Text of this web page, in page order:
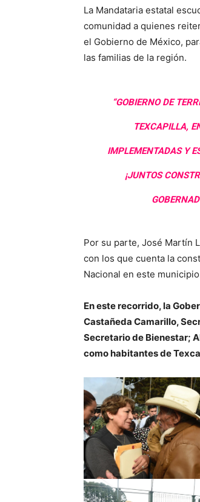
La Mandataria estatal
comunidad a quienes
el Gobierno de México,
las familias de la región.
“GOBIERNO DE
TEXCAPILLA,
IMPLEMENTADAS Y
¡JUNTOS
Por su parte, José Martín
con los que cuenta la
Nacional en este
En este recorrido, la
Castañeda Camarillo,
Secretario de Bienestar;
como habitantes de